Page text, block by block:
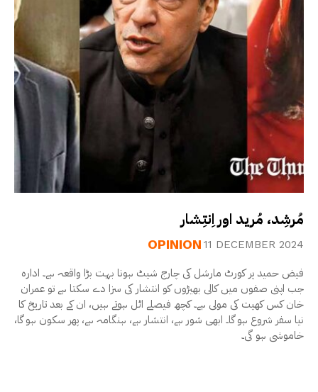
مُرشِد، مُرید اور اِنتِشار
OPINION 11 DECEMBER 2024
فیض حمید پر کورٹ مارشل کی چارج شیٹ ہونا بہت بڑا واقعہ ہے۔ ادارہ
جب اپنی صفوں میں کالی بھیڑوں کو انتشار کی سزا دے سکتا ہے تو عمران
خان کس کھیت کی مولی ہے۔ کچھ فیصلے اٹل ہوتے ہیں، ان کے بعد تاریخ کا
نیا سفر شروع ہو گا۔ ابھی شور ہے، انتشار ہے، ہنگامہ ہے، پھر سکون ہو گا،
خاموشی ہو گی۔